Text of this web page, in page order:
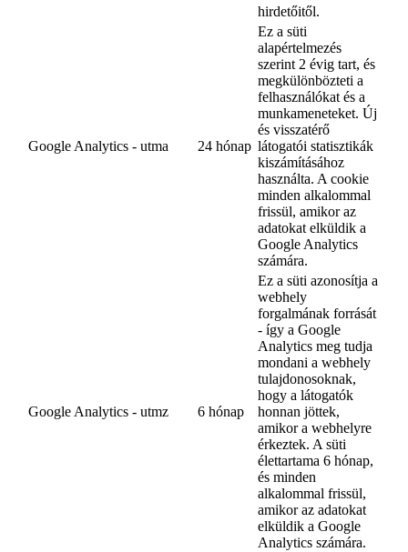
hirdetőitől.
Google Analytics - utma 24 hónap
Ez a süti
alapértelmezés
szerint 2 évig tart, és
megkülönbözteti a
felhasználókat és a
munkameneteket. Új
és visszatérő
látogatói statisztikák
kiszámításához
használta. A cookie
minden alkalommal
frissül, amikor az
adatokat elküldik a
Google Analytics
számára.
Google Analytics - utmz 6 hónap
Ez a süti azonosítja a
webhely
forgalmának forrását
- így a Google
Analytics meg tudja
mondani a webhely
tulajdonosoknak,
hogy a látogatók
honnan jöttek,
amikor a webhelyre
érkeztek. A süti
élettartama 6 hónap,
és minden
alkalommal frissül,
amikor az adatokat
elküldik a Google
Analytics számára.